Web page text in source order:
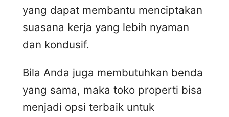
yang dapat membantu menciptakan
suasana kerja yang lebih nyaman
dan kondusif.
Bila Anda juga membutuhkan benda
yang sama, maka toko properti bisa
menjadi opsi terbaik untuk